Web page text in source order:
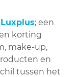
Luxplus; een
korting
make-up,
en
tussen het